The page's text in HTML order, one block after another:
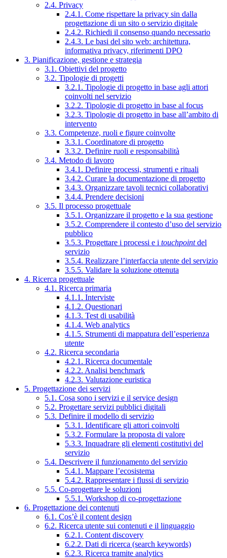
2.4. Privacy
2.4.1. Come rispettare la privacy sin dalla
progettazione di un sito o servizio digitale
2.4.2. Richiedi il consenso quando necessario
2.4.3. Le basi del sito web: architettura,
informativa privacy, riferimenti DPO
3. Pianificazione, gestione e strategia
3.1. Obiettivi del progetto
3.2. Tipologie di progetti
3.2.1. Tipologie di progetto in base agli attori
coinvolti nel servizio
3.2.2. Tipologie di progetto in base al focus
3.2.3. Tipologie di progetto in base all’ambito di
intervento
3.3. Competenze, ruoli e figure coinvolte
3.3.1. Coordinatore di progetto
3.3.2. Definire ruoli e responsabilità
3.4. Metodo di lavoro
3.4.1. Definire processi, strumenti e rituali
3.4.2. Curare la documentazione di progetto
3.4.3. Organizzare tavoli tecnici collaborativi
3.4.4. Prendere decisioni
3.5. Il processo progettuale
3.5.1. Organizzare il progetto e la sua gestione
3.5.2. Comprendere il contesto d’uso del servizio
pubblico
3.5.3. Progettare i processi e i touchpointdel
servizio
3.5.4. Realizzare l’interfaccia utente del servizio
3.5.5. Validare la soluzione ottenuta
4. Ricerca progettuale
4.1. Ricerca primaria
4.1.1. Interviste
4.1.2. Questionari
4.1.3. Test di usabilità
4.1.4. Web analytics
4.1.5. Strumenti di mappatura dell’esperienza
utente
4.2. Ricerca secondaria
4.2.1. Ricerca documentale
4.2.2. Analisi benchmark
4.2.3. Valutazione euristica
5. Progettazione dei servizi
5.1. Cosa sono i servizi e il service design
5.2. Progettare servizi pubblici digitali
5.3. Definire il modello di servizio
5.3.1. Identificare gli attori coinvolti
5.3.2. Formulare la proposta di valore
5.3.3. Inquadrare gli elementi costitutivi del
servizio
5.4. Descrivere il funzionamento del servizio
5.4.1. Mappare l’ecosistema
5.4.2. Rappresentare i flussi di servizio
5.5. Co-progettare le soluzioni
5.5.1. Workshop di co-progettazione
6. Progettazione dei contenuti
6.1. Cos’è il content design
6.2. Ricerca utente sui contenuti e il linguaggio
6.2.1. Content discovery
6.2.2. Dati di ricerca (search keywords)
6.2.3. Ricerca tramite analytics